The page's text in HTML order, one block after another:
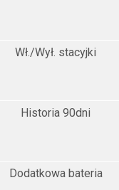
Wł./Wył. stacyjki
Historia 90dni
Dodatkowa bateria